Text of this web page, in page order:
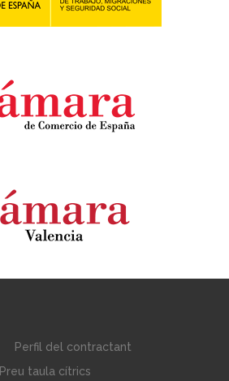
Perfil del contractant
Preu taula cítrics